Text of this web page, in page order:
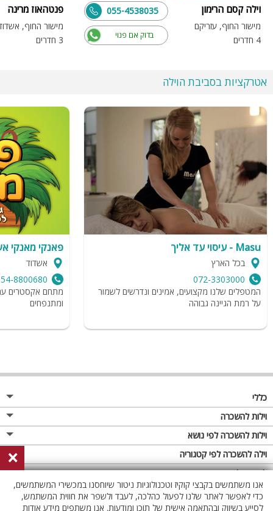
וילה קסם הרימון
מישור החוף, עזריקם
4 חדרים
בדוק אם פנוי
055-4538035 פנטהאוז מרינה
מישור החוף,
3 חדרים
אטרקציות בסביבת הוילה
Masu - עיסוי עד אליך
בכל הארץ
072-3303000
המטפלים שלנו מקצועים, אמינים ונדרשים לשמור
על רמת הגיינה גבוהה
פאנקי מאנקי
אשדוד
8800680
מתחם אקסטרים עם
ומתנפחים
כללי
מגזין
פרסום באתר
תקנון
מדיניות פרטיות
וילות להשכרה
וילות בצפון
וילות במרכז
וילות בדרום
וילות באילת
וילות בשרון
וילות להשכרה לפי נושא
וילה לזוגות
וילות למשפחות
וילות לציבור הדתי
אירוח דרוזי
וילה להשכרה לפי קטגוריה
וילות עם בריכה
וילה עם בריכה מחוממת
לופטים להשכרה
לופט
×
אנו משתמשים בקבצי קוקיז וטכנולוגיות ניטור שיוחסנו במכשירי המשתמשים,
כדי לאפשר לאתר שלנו לפעול כהלכה, לעבד ולשפר את חווית המשתמש,
לסייע בשיווק ובהתאמה אישית של תוכן ומודעות. אנו משתפים מידע אודות